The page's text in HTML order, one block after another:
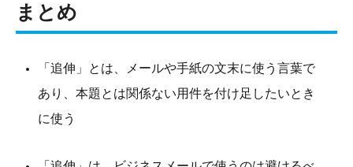
まとめ
「追伸」とは、メールや手紙の文末に使う言葉で
あり、本題とは関係ない用件を付け足したいとき
に使う